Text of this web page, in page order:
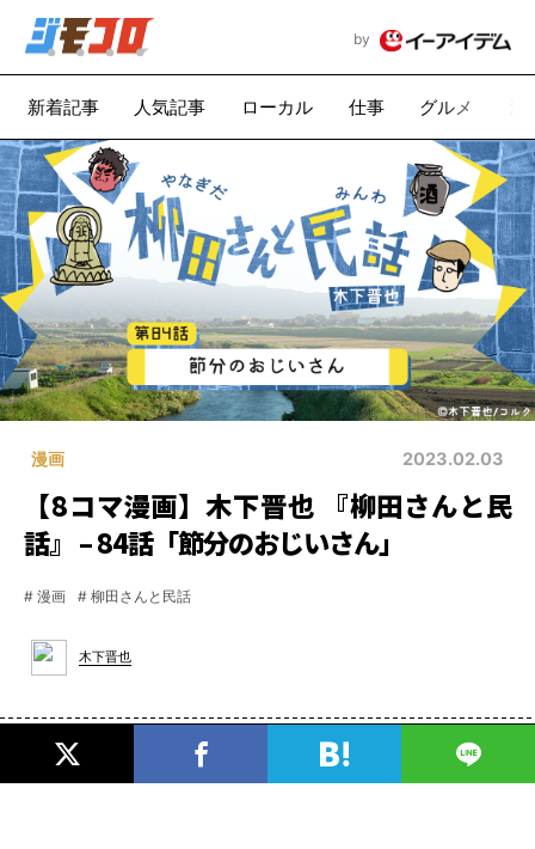
by
新着記事 人気記事 ローカル 仕事 グルメ
漫画 2023.02.03
【8コマ漫画】木下晋也 『柳田さんと民
話』 – 84話「節分のおじいさん」
# 漫画 # 柳田さんと民話
木下晋也